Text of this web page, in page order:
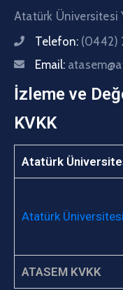
Atatürk Üniversitesi
Telefon: (0442)
Email:
İzleme ve
KVKK
Atatürk
Atatürk
ATASEM KVKK